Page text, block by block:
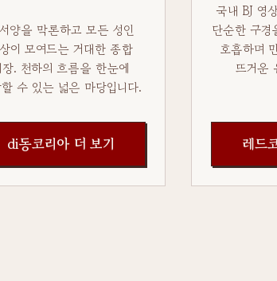
양을 막론하고 모든 성인
이 모여드는 거대한 종합
. 천하의 흐름을 한눈에
수 있는 넓은 마당입니다.
di동코리아 더 보기
국내 BJ 영
단순한 구경
호흡하며
뜨거운
레드